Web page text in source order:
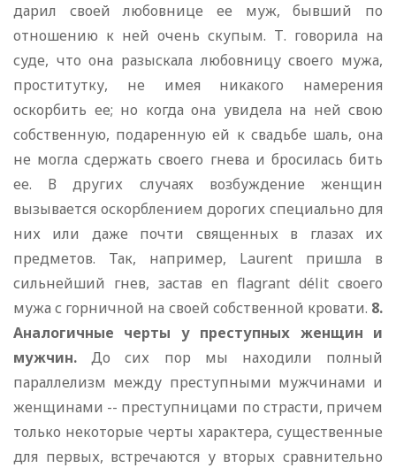
дарил своей любовнице ее муж, бывший по
отношению к ней очень скупым. Т. говорила на
суде, что она разыскала любовницу своего мужа,
проститутку, не имея никакого намерения
оскорбить ее; но когда она увидела на ней свою
собственную, подаренную ей к свадьбе шаль, она
не могла сдержать своего гнева и бросилась бить
ее. В других случаях возбуждение женщин
вызывается оскорблением дорогих специально для
них или даже почти священных в глазах их
предметов. Так, например, Laurent пришла в
сильнейший гнев, застав en flagrant délit своего
мужа с горничной на своей собственной кровати. 8.
Аналогичные черты у преступных женщин и
мужчин. До сих пор мы находили полный
параллелизм между преступными мужчинами и
женщинами -- преступницами по страсти, причем
только некоторые черты характера, существенные
для первых, встречаются у вторых сравнительно